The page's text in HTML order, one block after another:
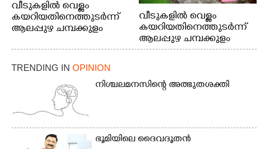
വീടുകളിൽ വെള്ളം
കയറിയതിനെത്തുടർന്ന്
ആലപ്പുഴ ചമ്പക്കുളം
പോരൂക്കര സെൻട്രൽ
സ്കൂളിലെ ദുരിതാശ്വാസ
ക്യാമ്പിലെത്തിയവർ
വസ്ത്രങ്ങൾ
ഉണക്കാനിട്ടിരിക്കുന്ന
ഗോൾപോസ്റ്റിന് മുന്നിൽ
ഫുട്ബോൾ കളികളിൽ
ഏർപ്പെട്ടിരിക്കുന്ന
കുട്ടികൾ
വീടുകളിൽ വെള്ളം
കയറിയതിനെത്തുടർന്ന്
ആലപ്പുഴ ചമ്പക്കുളം
ഫാദർ തോമസ്
ക്യാമ്പിലെത്തിയവർ മഴ
ഉണക്കാനിടുന്ന കാഴ്ച.
TRENDING IN OPINION
നിശ്ചലമനസിന്റെ അത്ഭുതശക്തി
ഭൂ​മി​യി​ലെ​ ​ദൈ​വദൂതൻ